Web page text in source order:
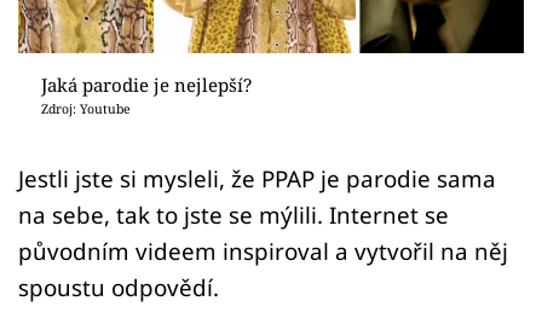
Sledujte prima+
Přihlášení
Sledujte nás
Jaká parodie je nejlepší?
Zdroj: Youtube
Jestli jste si mysleli, že PPAP je parodie sama
na sebe, tak to jste se mýlili. Internet se
původním videem inspiroval a vytvořil na něj
spoustu odpovědí.